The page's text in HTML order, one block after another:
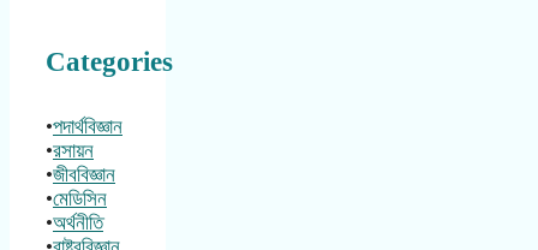
Categories
•পদার্থবিজ্ঞান
•রসায়ন
•জীববিজ্ঞান
•মেডিসিন
•অর্থনীতি